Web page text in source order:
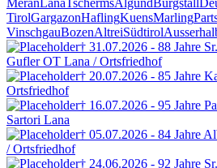
TirolGargazonHaflingKuensMarling
VinschgauBozenAltreiSüdtirol
† 31.07.2026 - 88 Jahre
Gufler OT Lana / Ortsfriedhof
† 20.07.2026 - 85 Jahre
Ortsfriedhof
† 16.07.2026 - 95 Jahre
Sartori Lana
† 05.07.2026 - 84 Jahre
/ Ortsfriedhof
† 24.06.2026 - 92 Jahre